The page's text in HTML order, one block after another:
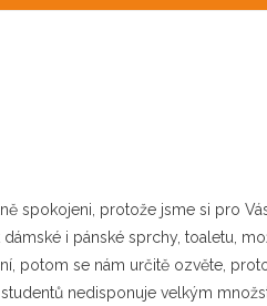
spokojeni, protože jsme si pro
i pánské sprchy, toaletu,
potom se nám určitě ozvěte,
nedisponuje velkým